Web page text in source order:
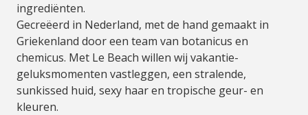
ingrediënten.
Gecreëerd in Nederland, met de hand gemaakt in
Griekenland door een team van botanicus en
chemicus. Met Le Beach willen wij vakantie-
geluksmomenten vastleggen, een stralende,
sunkissed huid, sexy haar en tropische geur- en
kleuren.